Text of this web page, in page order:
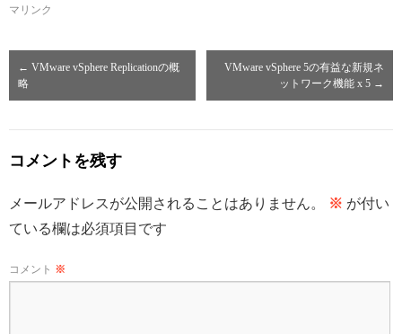
マリンク
← VMware vSphere Replicationの概
略
VMware vSphere 5の有益な新規ネ
ットワーク機能 x 5 →
コメントを残す
メールアドレスが公開されることはありません。 ※ が付い
ている欄は必須項目です
コメント ※